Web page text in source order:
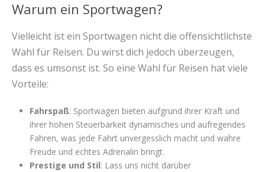
Warum ein Sportwagen?
Vielleicht ist ein Sportwagen nicht die offensichtlichste
Wahl für Reisen. Du wirst dich jedoch überzeugen,
dass es umsonst ist. So eine Wahl für Reisen hat viele
Vorteile:
Fahrspaß: Sportwagen bieten aufgrund ihrer Kraft und
ihrer hohen Steuerbarkeit dynamisches und aufregendes
Fahren, was jede Fahrt unvergesslich macht und wahre
Freude und echtes Adrenalin bringt.
Prestige und Stil: Lass uns nicht darüber